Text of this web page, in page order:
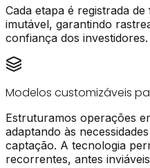
Cada etapa é registrada
imutável, garantindo
confiança dos investidores.
Modelos customizáveis
Estruturamos operações
adaptando às
captação. A tecnologia
recorrentes, antes